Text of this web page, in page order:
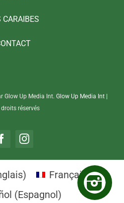
CARAIBES
Glow Up Media Int. Glow Up Media Int |
réservés
)
Français
(Espagnol)